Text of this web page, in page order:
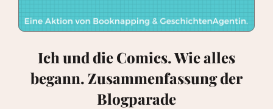
Ich und die Comics. Wie alles
begann. Zusammenfassung der
Blogparade